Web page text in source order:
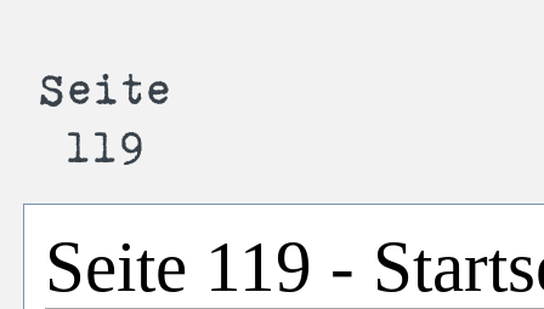
Seite 119 -